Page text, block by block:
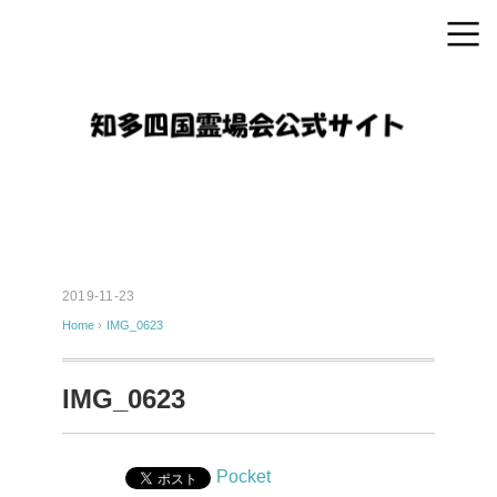
2019-11-23
Home › IMG_0623
IMG_0623
Pocket